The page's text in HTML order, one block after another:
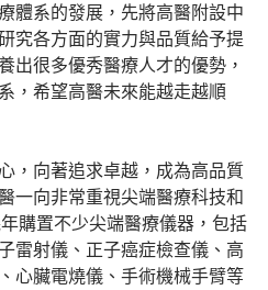
體系的發展，先將高醫附設中
究各方面的實力與品質給予提
出很多優秀醫療人才的優勢，
，希望高醫未來能越走越順
，向著追求卓越，成為高品質
一向非常重視尖端醫療科技和
購置不少尖端醫療儀器，包括
雷射儀、正子癌症檢查儀、高
心臟電燒儀、手術機械手臂等